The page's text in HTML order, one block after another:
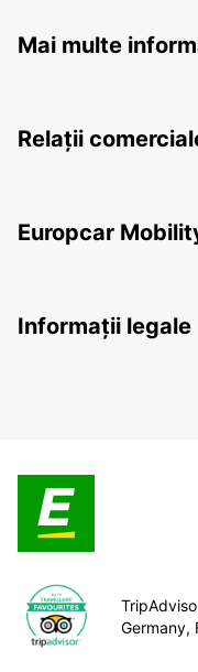
Mai multe
Relații
Europcar
Informații legale
Germany,